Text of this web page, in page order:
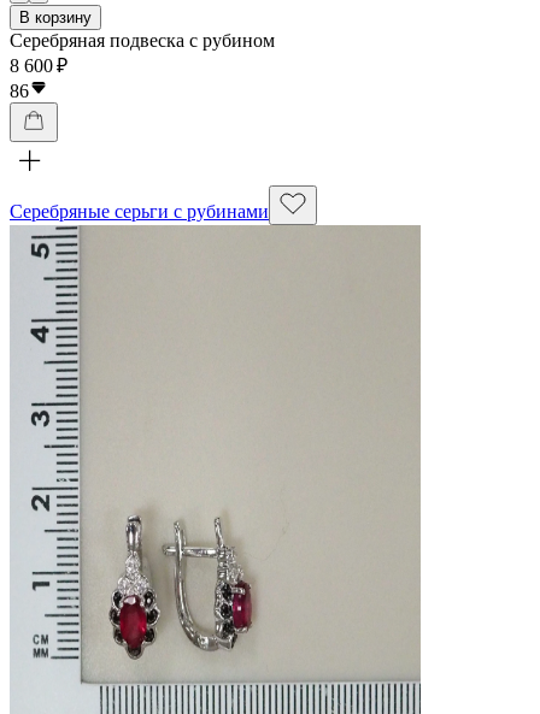
В корзину
Серебряная подвеска с рубином
8 600 ₽
86
Серебряные серьги с рубинами